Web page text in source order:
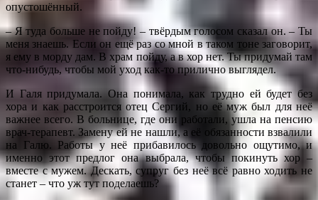
опустошённый.
– Я туда больше не пойду! – твёрдым голосом сказал он. – Ты
меня знаешь. Если он ещё раз со мной в таком тоне заговорит,
я ему в морду дам. В храм пойду, а в хор нет. Ты придумай там
что-нибудь, чтобы мой уход как-то прилично выглядел.
И Галя придумала. Она понимала, как трудно ей будет без
хора и как расстроится отец Сергий, но её муж был для неё
важнее всего. В больнице, где они работали, ушла на пенсию
врач-терапевт. Замену ей не нашли, а её обязанности взвалили
на Галю. Работы у неё прибавилось довольно ощутимо, и
именно этот предлог она выбрала, чтобы покинуть хор –
вместе с мужем. Дескать, супруг без неё всё равно ходить не
станет – что уж тут поделаешь?